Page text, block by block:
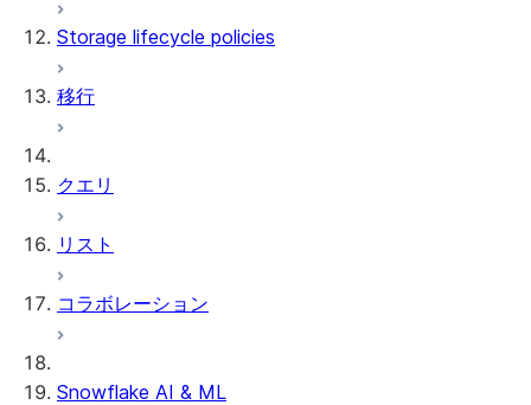
Apache Iceberg™
データのロード
DCM Projects
Snowflakeでのdbtプロジェクト
Storage lifecycle policies
移行
クエリ
リスト
コラボレーション
Snowflake AI & ML